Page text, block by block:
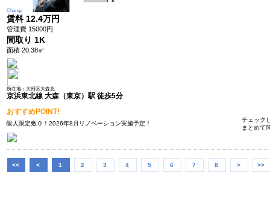
Change
賃料 12.4万円
管理費 15000円
間取り 1K
面積 20.38㎡
所在地：大田区大森北
京浜東北線 大森（東京）駅 徒歩5分
おすすめPOINT!
個人限定敷０！2026年8月リノベーション実施予定！
チェック
まとめて
<< < 1 2 3 4 5 6 7 8 > >>